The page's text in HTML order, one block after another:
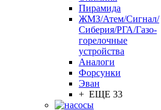
Пирамида
ЖМЗ/Атем/Сигнал/
Сиберия/РГА/Газо-
горелочные
устройства
Aналоги
Форсунки
Эван
+ ЕЩЕ 33